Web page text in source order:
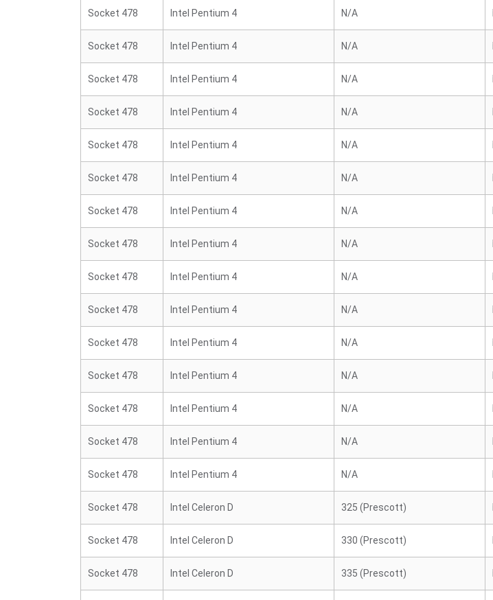
Socket 478 Intel Pentium 4 N/A
Socket 478 Intel Pentium 4 N/A
Socket 478 Intel Pentium 4 N/A
Socket 478 Intel Pentium 4 N/A
Socket 478 Intel Pentium 4 N/A
Socket 478 Intel Pentium 4 N/A
Socket 478 Intel Pentium 4 N/A
Socket 478 Intel Pentium 4 N/A
Socket 478 Intel Pentium 4 N/A
Socket 478 Intel Pentium 4 N/A
Socket 478 Intel Pentium 4 N/A
Socket 478 Intel Pentium 4 N/A
Socket 478 Intel Pentium 4 N/A
Socket 478 Intel Pentium 4 N/A
Socket 478 Intel Pentium 4 N/A
Socket 478 Intel Celeron D 325 (Prescott)
Socket 478 Intel Celeron D 330 (Prescott)
Socket 478 Intel Celeron D 335 (Prescott)